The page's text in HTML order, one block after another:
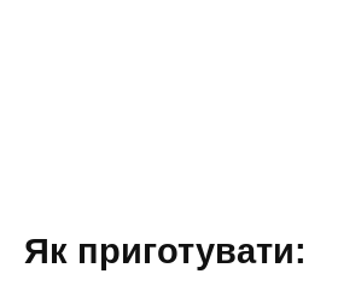
Як приготувати: